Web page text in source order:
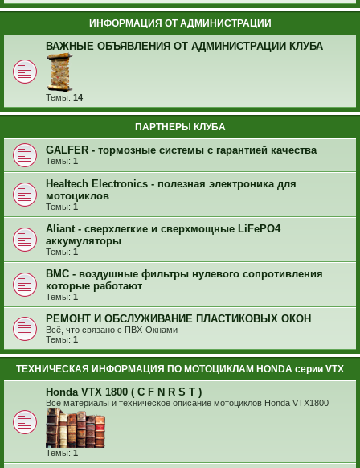
ИНФОРМАЦИЯ ОТ АДМИНИСТРАЦИИ
ВАЖНЫЕ ОБЪЯВЛЕНИЯ ОТ АДМИНИСТРАЦИИ КЛУБА
Темы: 14
ПАРТНЕРЫ КЛУБА
GALFER - тормозные системы с гарантией качества
Темы: 1
Healtech Electronics - полезная электроника для
мотоциклов
Темы: 1
Aliant - сверхлегкие и сверхмощные LiFePO4
аккумуляторы
Темы: 1
BMC - воздушные фильтры нулевого сопротивления
которые работают
Темы: 1
РЕМОНТ И ОБСЛУЖИВАНИЕ ПЛАСТИКОВЫХ ОКОН
Всё, что связано с ПВХ-Окнами
Темы: 1
ТЕХНИЧЕСКАЯ ИНФОРМАЦИЯ ПО МОТОЦИКЛАМ HONDA серии VTX
Honda VTX 1800 ( C F N R S T )
Все материалы и техническое описание мотоциклов Honda VTX1800
Темы: 1